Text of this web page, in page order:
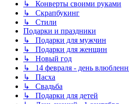
↳ Конверты своими руками
↳ Скрапбукинг
↳ Стили
Подарки и праздники
↳ Подарки для мужчин
↳ Подарки для женщин
↳ Новый год
↳ 14 февраля - день
↳ Пасха
↳ Свадьба
↳ Подарки для детей